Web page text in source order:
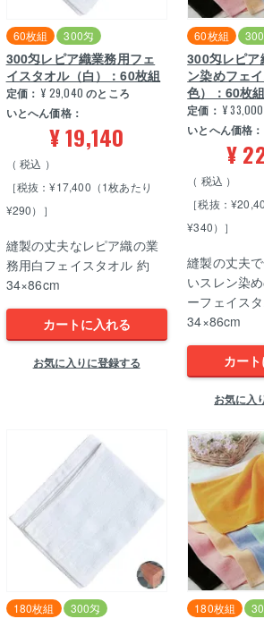
60枚組 300匁
300匁レピア織業務用フェ
イスタオル（白）：60枚組
定価： ¥ 29,040 のところ
いとへん価格：
¥19,140
税込
［税抜：¥17,400（1枚あたり
¥290）］
縫製の丈夫なレピア織の業
務用白フェイスタオル 約
34×86cm
カートに入れる
お気に入りに登録する
60枚組
300匁レピア
ン染めフェ
色）：60枚組
定価： ¥ 33,000
いとへん価格：
¥
税込
［税抜：
¥340）］
縫製の丈夫
いスレン染
ーフェイス
34×86cm
カー
お気に入
180枚組
300匁
180枚組